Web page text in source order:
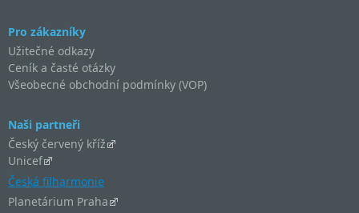
Pro zákazníky
Užitečné odkazy
Ceník a časté otázky
Všeobecné obchodní podmínky (VOP)
Naši partneři
Český červený kříž
Unicef
Česká filharmonie
Planetárium Praha